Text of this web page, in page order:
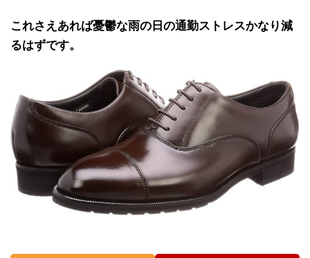
これさえあれば憂鬱な雨の日の通勤ストレスかなり減
るはずです。